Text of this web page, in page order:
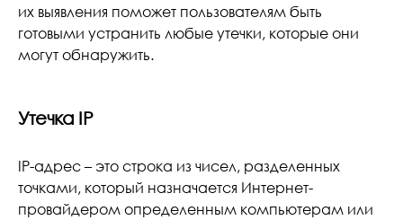
их выявления поможет пользователям быть
готовыми устранить любые утечки, которые они
могут обнаружить.
Утечка IP
IP-адрес – это строка из чисел, разделенных
точками, который назначается Интернет-
провайдером определенным компьютерам или